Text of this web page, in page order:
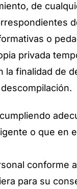
de
o
privada
finalidad de
o que en
conforme
para su